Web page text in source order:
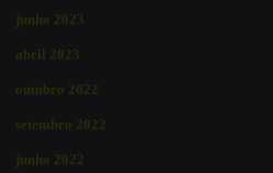
junho 2023
abril 2023
outubro 2022
setembro 2022
junho 2022